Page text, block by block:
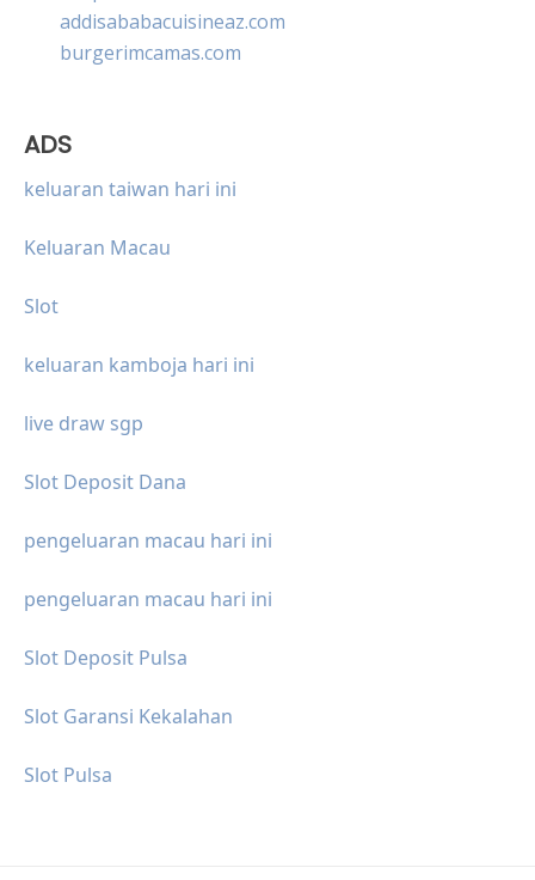
addisababacuisineaz.com
burgerimcamas.com
ADS
keluaran taiwan hari ini
Keluaran Macau
Slot
keluaran kamboja hari ini
live draw sgp
Slot Deposit Dana
pengeluaran macau hari ini
pengeluaran macau hari ini
Slot Deposit Pulsa
Slot Garansi Kekalahan
Slot Pulsa